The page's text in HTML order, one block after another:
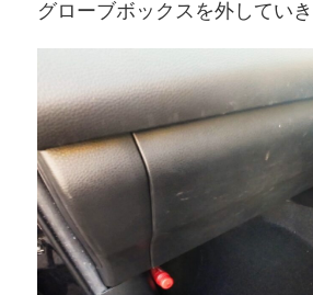
グローブボックスを外していき